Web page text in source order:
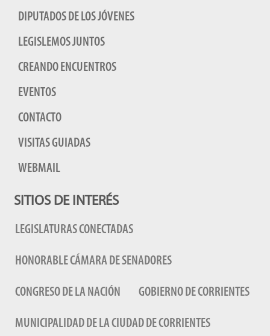
DIPUTADOS DE LOS JÓVENES
LEGISLEMOS JUNTOS
CREANDO ENCUENTROS
EVENTOS
CONTACTO
VISITAS GUIADAS
WEBMAIL
SITIOS DE INTERÉS
LEGISLATURAS CONECTADAS
HONORABLE CÁMARA DE SENADORES
CONGRESO DE LA NACIÓN GOBIERNO DE CORRIENTES
MUNICIPALIDAD DE LA CIUDAD DE CORRIENTES